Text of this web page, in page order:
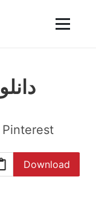
بهترین دانلود کننده تصاویر Pinterest
Download